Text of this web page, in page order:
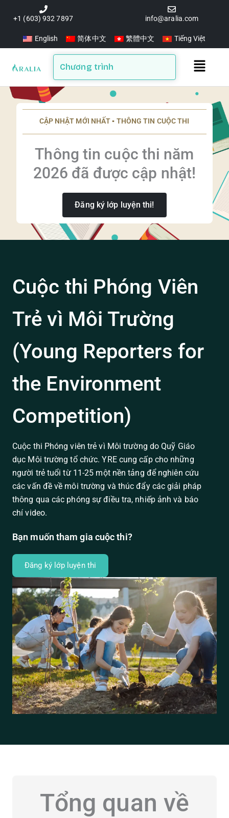
+1 (603) 932 7897 info@aralia.com
English 简体中文 繁體中文 Tiếng Việt
Chương trình
Main
CẬP NHẬT MỚI NHẤT ▪️ THÔNG TIN CUỘC THI
Thông tin cuộc thi năm
2026 đã được cập nhật!
Đăng ký lớp luyện thi!
Cuộc thi Phóng Viên
Trẻ vì Môi Trường
(Young Reporters for
the Environment
Competition)
Cuộc thi Phóng viên trẻ vì Môi trường do Quỹ Giáo
dục Môi trường tổ chức. YRE cung cấp cho những
người trẻ tuổi từ 11-25 một nền tảng để nghiên cứu
các vấn đề về môi trường và thúc đẩy các giải pháp
thông qua các phóng sự điều tra, nhiếp ảnh và báo
chí video.
Bạn muốn tham gia cuộc thi?
Đăng ký lớp luyện thi
Tổng quan về